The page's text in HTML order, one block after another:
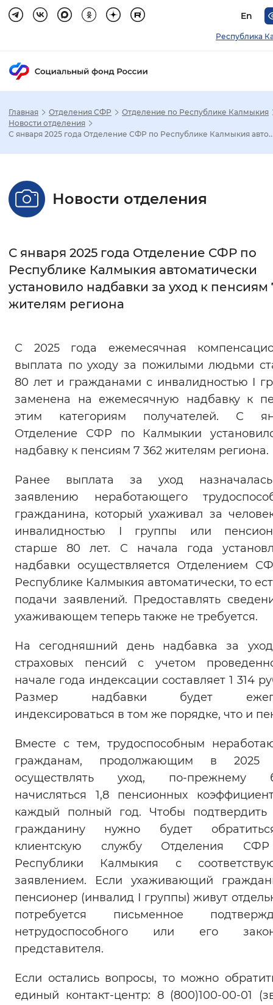
En
Республика
Настройка режима отображения
Стандартный Увеличенный
Без засечек
Интервал между буквами
Цвет сайта
Инверсивный
Синий фон
Изображения
Включены Выключены
Звуковой ассистент
Воспроизвести Остановить
Вернуть стандартные настройки
Главная Отделения СФР
Отделение по Республике Калмыкия
Новости отделения
С января 2025 года Отделение СФР по Республике Калмыкия
Новости отделения
С января 2025 года Отделение СФР по
Республике Калмыкия автоматически
установило надбавки за уход к пенсиям
жителям региона
С 2025 года ежемесячная
выплата по уходу за пожилыми людьми
80 лет и гражданами с инвалидностью I
заменена на ежемесячную надбавку к
этим категориям получателей. С
Отделение СФР по Калмыкии
надбавку к пенсиям 7 362 жителям региона.
Ранее выплата за уход
заявлению неработающего
гражданина, который ухаживал за
инвалидностью I группы или
старше 80 лет. C начала года
надбавки осуществляется Отделением
Республике Калмыкия автоматически, то
подачи заявлений. Предоставлять
ухаживающем теперь также не требуется.
На сегодняшний день надбавка за
страховых пенсий с учетом
начале года индексации составляет 1 314
Размер надбавки будет
индексироваться в том же порядке, что и
Вместе с тем, трудоспособным
гражданам, продолжающим в 2025
осуществлять уход, по-прежнему
начисляться 1,8 пенсионных
каждый полный год. Чтобы подтвердить
гражданину нужно будет
клиентскую службу Отделения
Республики Калмыкия с
заявлением. Если ухаживающий
пенсионер (инвалид I группы) живут
потребуется письменное
нетрудоспособного или его
представителя.
Если остались вопросы, то можно
единый контакт-центр: 8 (800)100-00-01